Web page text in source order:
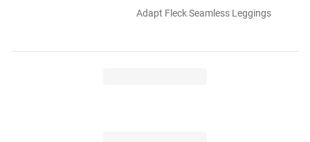
Adapt Fleck Seamless Leggings